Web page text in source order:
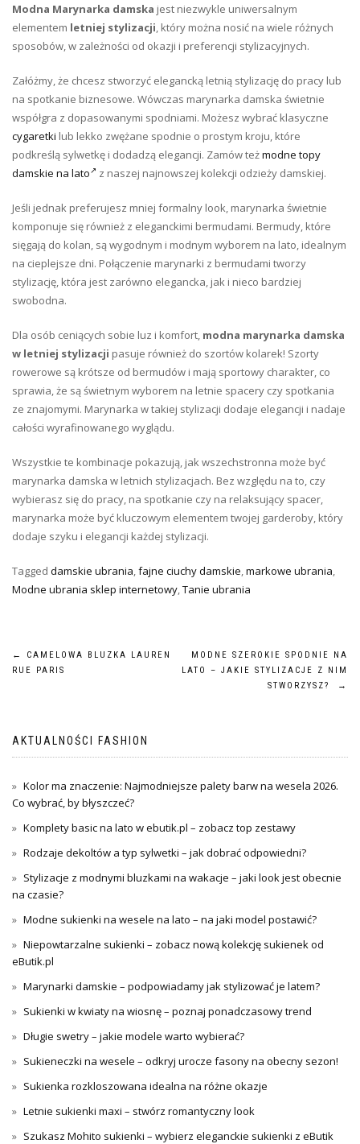
Modna Marynarka damska jest niezwykle uniwersalnym
elementem letniej stylizacji, który można nosić na wiele różnych
sposobów, w zależności od okazji i preferencji stylizacyjnych.
Załóżmy, że chcesz stworzyć elegancką letnią stylizację do pracy lub
na spotkanie biznesowe. Wówczas marynarka damska świetnie
współgra z dopasowanymi spodniami. Możesz wybrać klasyczne
cygaretki lub lekko zwężane spodnie o prostym kroju, które
podkreślą sylwetkę i dodadzą elegancji. Zamów teżmodne topy
damskie na lato
z naszej najnowszej kolekcji odzieży damskiej.
Jeśli jednak preferujesz mniej formalny look, marynarka świetnie
komponuje się również z eleganckimi bermudami. Bermudy, które
sięgają do kolan, są wygodnym i modnym wyborem na lato, idealnym
na cieplejsze dni. Połączenie marynarki z bermudami tworzy
stylizację, która jest zarówno elegancka, jak i nieco bardziej
swobodna.
Dla osób ceniących sobie luz i komfort, modna marynarka damska
w letniej stylizacji pasuje również do szortów kolarek! Szorty
rowerowe są krótsze od bermudów i mają sportowy charakter, co
sprawia, że są świetnym wyborem na letnie spacery czy spotkania
ze znajomymi. Marynarka w takiej stylizacji dodaje elegancji i nadaje
całości wyrafinowanego wyglądu.
Wszystkie te kombinacje pokazują, jak wszechstronna może być
marynarka damska w letnich stylizacjach. Bez względu na to, czy
wybierasz się do pracy, na spotkanie czy na relaksujący spacer,
marynarka może być kluczowym elementem twojej garderoby, który
dodaje szyku i elegancji każdej stylizacji.
Tagged damskie ubrania,fajne ciuchy damskie,markowe ubrania,
Modne ubrania sklep internetowy,Tanie ubrania
Nawigacja
←
CAMELOWA BLUZKA LAUREN
RUE PARIS
MODNE SZEROKIE SPODNIE NA
LATO – JAKIE STYLIZACJE Z NIM
STWORZYSZ?
→
AKTUALNOŚCI FASHION
Kolor ma znaczenie: Najmodniejsze palety barw na wesela 2026.
Co wybrać, by błyszczeć?
Komplety basic na lato w ebutik.pl – zobacz top zestawy
Rodzaje dekoltów a typ sylwetki – jak dobrać odpowiedni?
Stylizacje z modnymi bluzkami na wakacje – jaki look jest obecnie
na czasie?
Modne sukienki na wesele na lato – na jaki model postawić?
Niepowtarzalne sukienki – zobacz nową kolekcję sukienek od
eButik.pl
Marynarki damskie – podpowiadamy jak stylizować je latem?
Sukienki w kwiaty na wiosnę – poznaj ponadczasowy trend
Długie swetry – jakie modele warto wybierać?
Sukieneczki na wesele – odkryj urocze fasony na obecny sezon!
Sukienka rozkloszowana idealna na różne okazje
Letnie sukienki maxi – stwórz romantyczny look
Szukasz Mohito sukienki – wybierz eleganckie sukienki z eButik